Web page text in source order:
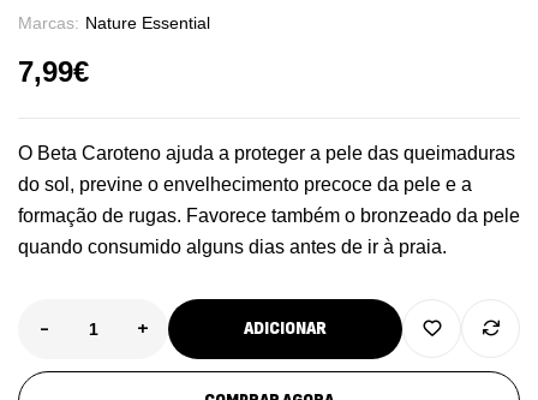
Marcas: Nature Essential
7,99€
O Beta Caroteno ajuda a proteger a pele das queimaduras
do sol, previne o envelhecimento precoce da pele e a
formação de rugas. Favorece também o bronzeado da pele
quando consumido alguns dias antes de ir à praia.
- + ADICIONAR